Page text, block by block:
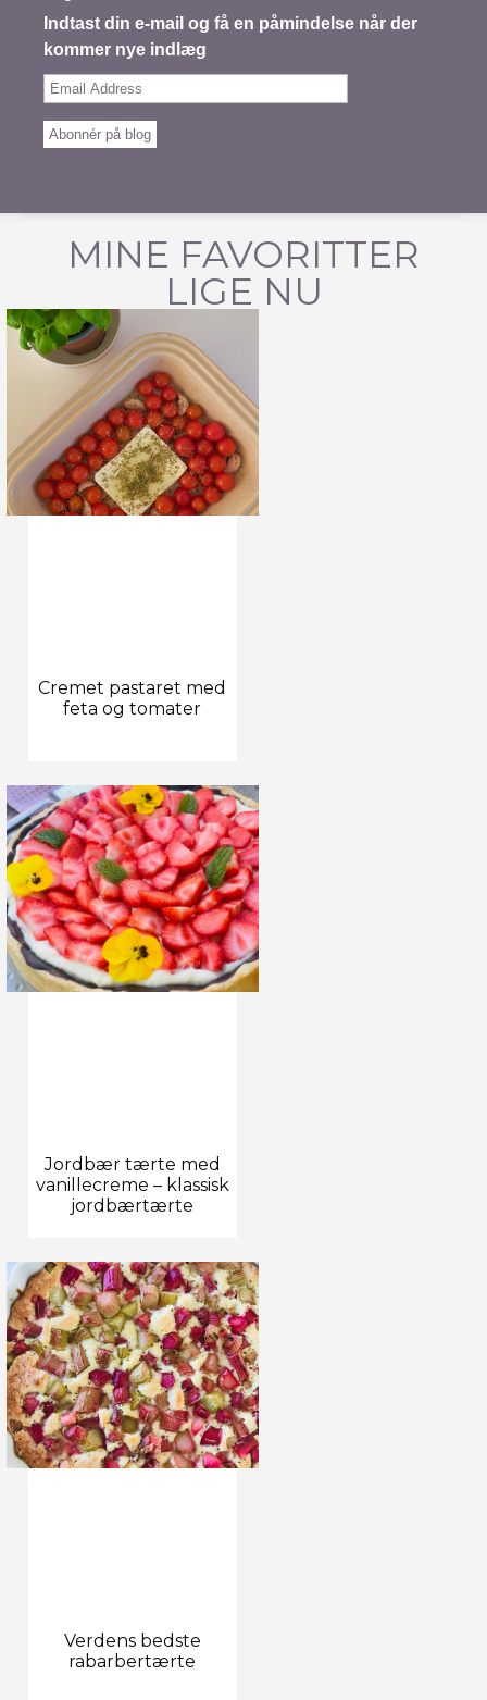
Indtast din e-mail og få en påmindelse når der
kommer nye indlæg
Email
Abonnér på blog
MINE FAVORITTER
LIGE NU
Cremet pastaret med
feta og tomater
Jordbær tærte med
vanillecreme – klassisk
jordbærtærte
Verdens bedste
rabarbertærte